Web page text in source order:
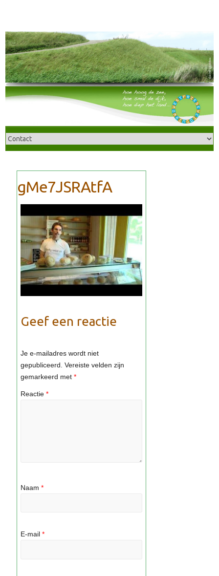
Geef een reactie
Je e-mailadres wordt niet
gepubliceerd. Vereiste velden zijn
gemarkeerd met *
Reactie *
Naam *
E-mail *